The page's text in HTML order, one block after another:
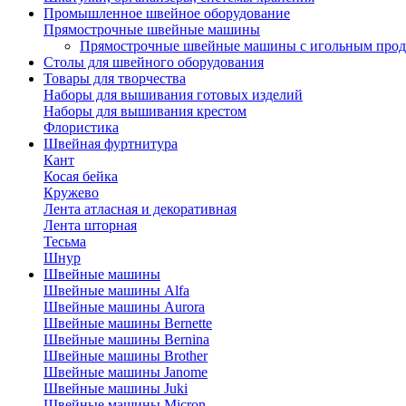
Промышленное швейное оборудование
Прямострочные швейные машины
Прямострочные швейные машины с игольным
Столы для швейного оборудования
Товары для творчества
Наборы для вышивания готовых изделий
Наборы для вышивания крестом
Флористика
Швейная фуртнитура
Кант
Косая бейка
Кружево
Лента aтласная и декоративная
Лента шторная
Тесьма
Шнур
Швейные машины
Швейные машины Alfa
Швейные машины Aurora
Швейные машины Bernette
Швейные машины Bernina
Швейные машины Brother
Швейные машины Janome
Швейные машины Juki